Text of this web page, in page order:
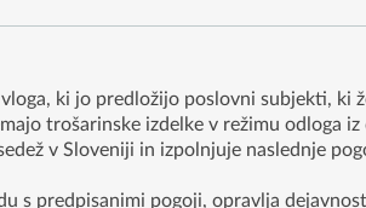
ki jo predložijo poslovni subjekti,
trošarinske izdelke v režimu odloga
v Sloveniji in izpolnjuje naslednje
s predpisanimi pogoji, opravlja